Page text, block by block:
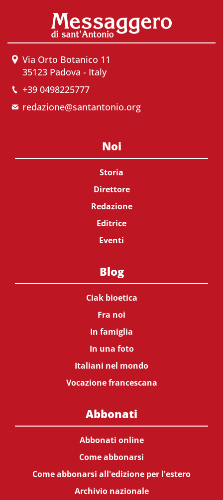
Via Orto Botanico 11
35123 Padova - Italy
+39 0498225777
redazione@santantonio.org
Noi
Storia
Direttore
Redazione
Editrice
Eventi
Blog
Ciak bioetica
Fra noi
In famiglia
In una foto
Italiani nel mondo
Vocazione francescana
Abbonati
Abbonati online
Come abbonarsi
Come abbonarsi all'edizione per l'estero
Archivio nazionale